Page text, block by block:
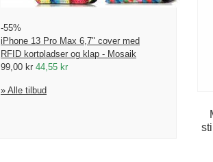
-55%
iPhone 13 Pro Max 6,7" cover med
RFID kortpladser og klap - Mosaik
99,00 kr 44,55 kr
» Alle tilbud